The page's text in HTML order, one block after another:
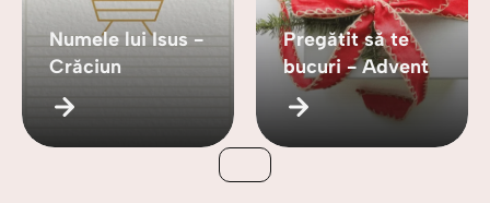
Numele lui Isus -
Crăciun
Pregătit să te
bucuri - Advent